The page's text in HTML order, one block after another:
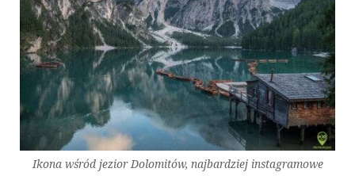
Ikona wśród jezior Dolomitów, najbardziej instagramowe